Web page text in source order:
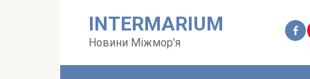
INTERMARIUM
Новини Міжмор'я